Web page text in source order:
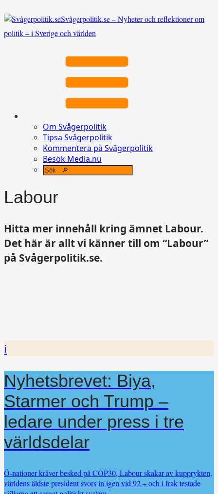
Svågerpolitik.se – Nyheter och reflektioner om
politik – i Sverige och världen
Om Svågerpolitik
Tipsa Svågerpolitik
Kommentera på Svågerpolitik
Besök Media.nu
Labour
Hitta mer innehåll kring ämnet Labour.
Det här är allt vi känner till om “Labour”
på Svågerpolitik.se.
i
Nyhetsbrevet: Biya,
Starmer och Trump –
ledare under press i tre
världsdelar
Ö-nationer kräver besked på COP30, Labour skakar av kupp­rykten,
världens äldste president svors in igen vid 92 – och i Irak testade